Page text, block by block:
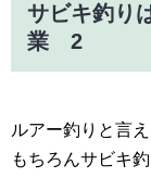
サビキ釣り
業 2
ルアー釣りと言
もちろんサビキ